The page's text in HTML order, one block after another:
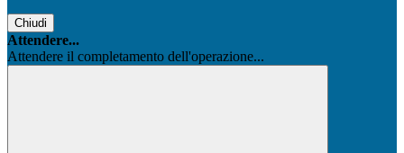
Chiudi
Attendere...
Attendere il completamento dell'operazione...